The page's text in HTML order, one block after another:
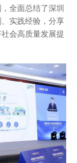
全面总结了深圳
实践经验，分享
会高质量发展提